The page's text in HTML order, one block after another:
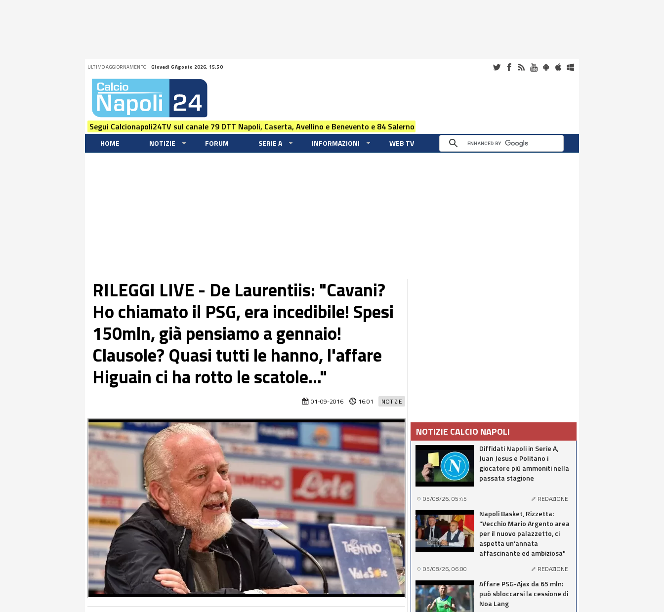
ULTIMO AGGIORNAMENTO: Giovedi 6 Agosto 2026, 15:50
Segui Calcionapoli24TV sul canale 79 DTT Napoli, Caserta, Avellino e Benevento e 84 Salerno
HOME NOTIZIE FORUM SERIE A INFORMAZIONI WEB TV
RILEGGI LIVE - De Laurentiis: "Cavani?
Ho chiamato il PSG, era incedibile! Spesi
150mln, già pensiamo a gennaio!
Clausole? Quasi tutti le hanno, l'affare
Higuain ci ha rotto le scatole..."
NOTIZIE
01-09-2016 16:01
NOTIZIE CALCIO NAPOLI
Diffidati Napoli in Serie A,
Juan Jesus e Politano i
giocatore più ammoniti nella
passata stagione
05/08/26, 05:45 REDAZIONE
Napoli Basket, Rizzetta:
"Vecchio Mario Argento area
per il nuovo palazzetto, ci
aspetta un’annata
affascinante ed ambiziosa"
05/08/26, 06:00 REDAZIONE
Affare PSG-Ajax da 65 mln:
può sbloccarsi la cessione di
Noa Lang